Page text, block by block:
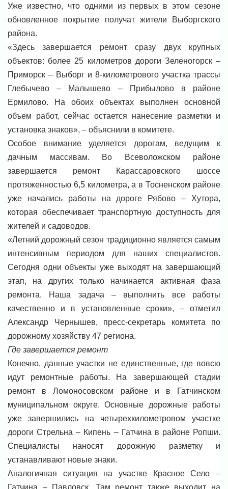
Уже известно, что одними из первых в этом сезоне
обновленное покрытие получат жители Выборгского
района.
«Здесь завершается ремонт сразу двух крупных
объектов: более 25 километров дороги Зеленогорск –
Приморск – Выборг и 8-километрового участка трассы
Глебычево – Малышево – Прибылово в районе
Ермилово. На обоих объектах выполнен основной
объем работ, сейчас остается нанесение разметки и
установка знаков», – объяснили в комитете.
Особое внимание уделяется дорогам, ведущим к
дачным массивам. Во Всеволожском районе
завершается ремонт Карассаровского шоссе
протяженностью 6,5 километра, а в Тосненском районе
уже начались работы на дороге Рябово – Хутора,
которая обеспечивает транспортную доступность для
жителей и садоводов.
«Летний дорожный сезон традиционно является самым
интенсивным периодом для наших специалистов.
Сегодня одни объекты уже выходят на завершающий
этап, на других только начинается активная фаза
ремонта. Наша задача – выполнить все работы
качественно и в установленные сроки», – отметил
Александр Чернышев, пресс-секретарь комитета по
дорожному хозяйству 47 региона.
Где завершается ремонт
Конечно, данные участки не единственные, где вовсю
идут ремонтные работы. На завершающей стадии
ремонт в Ломоносовском районе и в Гатчинском
муниципальном округе. Основные дорожные работы
уже завершились на четырехкилометровом участке
дороги Стрельна – Кипень – Гатчина в районе Ропши.
Специалисты наносят дорожную разметку и
устанавливают новые знаки.
Аналогичная ситуация на участке Красное Село –